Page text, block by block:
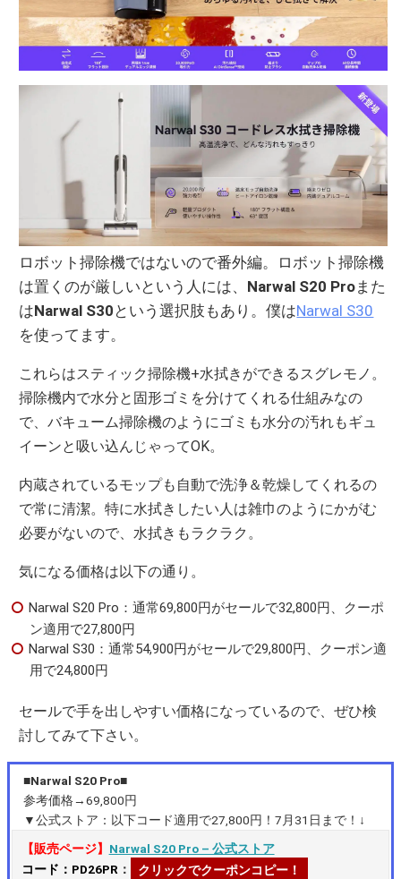
ロボット掃除機ではないので番外編。ロボット掃除機
は置くのが厳しいという人には、 Narwal S20 Proまた
はNarwal S30 という選択肢もあり。僕はNarwal S30
を使ってます。
これらはスティック掃除機+水拭きができるスグレモノ。
掃除機内で水分と固形ゴミを分けてくれる仕組みなの
で、バキューム掃除機のようにゴミも水分の汚れもギュ
イーンと吸い込んじゃってOK。
内蔵されているモップも自動で洗浄＆乾燥してくれるの
で常に清潔。特に水拭きしたい人は雑巾のようにかがむ
必要がないので、水拭きもラクラク。
気になる価格は以下の通り。
Narwal S20 Pro：通常69,800円がセールで32,800円、クーポ
ン適用で27,800円
Narwal S30：通常54,900円がセールで29,800円、クーポン適
用で24,800円
セールで手を出しやすい価格になっているので、ぜひ検
討してみて下さい。
■Narwal S20 Pro■
参考価格→69,800円
▼公式ストア：以下コード適用で27,800円！7月31日まで！↓
【販売ページ】 Narwal S20 Pro – 公式ストア
コード：PD26PR ： クリックでクーポンコピー！